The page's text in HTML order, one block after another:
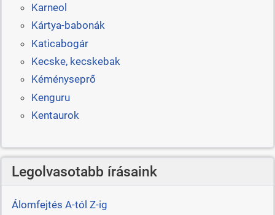
Karneol
Kártya-babonák
Katicabogár
Kecske, kecskebak
Kéményseprő
Kenguru
Kentaurok
Legolvasotabb írásaink
Álomfejtés A-tól Z-ig